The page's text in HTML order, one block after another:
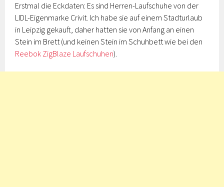
Erstmal die Eckdaten: Es sind Herren-Laufschuhe von der
LIDL-Eigenmarke Crivit. Ich habe sie auf einem Stadturlaub
in Leipzig gekauft, daher hatten sie von Anfang an einen
Stein im Brett (und keinen Stein im Schuhbett wie bei den
Reebok ZigBlaze Laufschuhen).